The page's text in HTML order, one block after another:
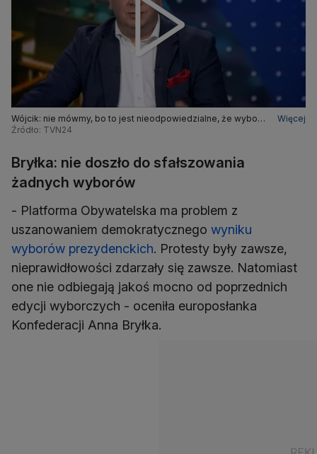
Wójcik: nie mówmy, bo to jest nieodpowiedzialne, że wybory
zostały sfałszowane
Więcej
Źródło: TVN24
Bryłka: nie doszło do sfałszowania
żadnych wyborów
- Platforma Obywatelska ma problem z
uszanowaniem demokratycznego wyniku
wyborów prezydenckich. Protesty były zawsze,
nieprawidłowości zdarzały się zawsze. Natomiast
one nie odbiegają jakoś mocno od poprzednich
edycji wyborczych - oceniła europosłanka
Konfederacji Anna Bryłka.